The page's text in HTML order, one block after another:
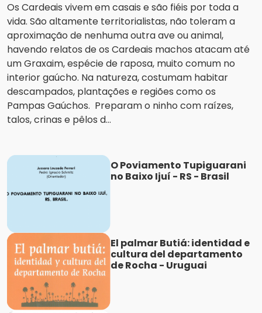
Os Cardeais vivem em casais e são fiéis por toda a
vida. São altamente territorialistas, não toleram a
aproximação de nenhuma outra ave ou animal,
havendo relatos de os Cardeais machos atacam até
um Graxaim, espécie de raposa, muito comum no
interior gaúcho. Na natureza, costumam habitar
descampados, plantações e regiões como os
Pampas Gaúchos. Preparam o ninho com raízes,
talos, crinas e pêlos d...
O Poviamento Tupiguarani
no Baixo Ijuí - RS - Brasil
El palmar Butiá: identidad e
cultura del departamento
de Rocha - Uruguai